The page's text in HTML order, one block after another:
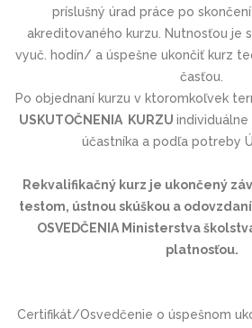
príslušný úrad práce po
akreditovaného kurzu. Nutnosťou je
vyuč. hodín/ a úspešne ukončiť kurz
časťou.
Po objednaní kurzu v ktoromkoľvek
USKUTOČNENIA KURZU
účastníka a podľa potreby
Rekvalifikačný kurz je ukončený
testom, ústnou skúškou a
OSVEDČENIA Ministerstva
platnosťou.
Certifikát/Osvedčenie o úspešnom